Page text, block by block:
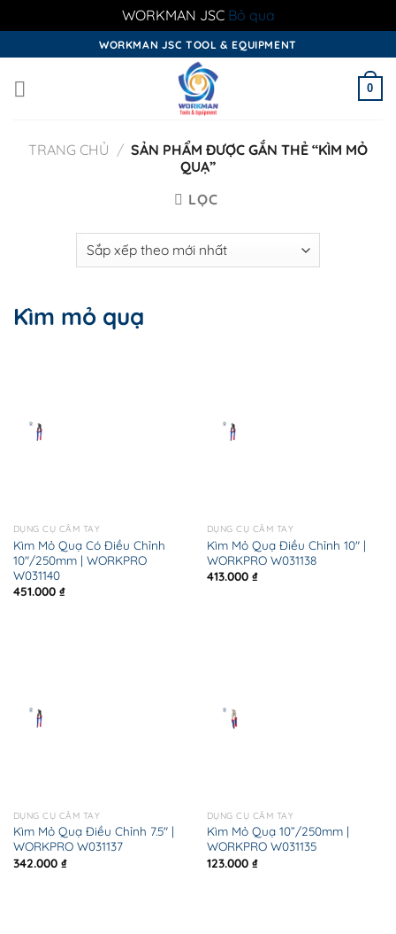
WORKMAN JSC Bỏ qua
to
content
WORKMAN JSC TOOL & EQUIPMENT
0
TRANG CHỦ / SẢN PHẨM ĐƯỢC GẮN THẺ “KÌM MỎ
QUẠ”
LỌC
Kìm mỏ quạ
DỤNG CỤ CẦM TAY
Kìm Mỏ Quạ Có Điều Chỉnh
10″/250mm | WORKPRO
W031140
451.000 ₫
DỤNG CỤ CẦM TAY
Kìm Mỏ Quạ Điều Chỉnh 10″ |
WORKPRO W031138
413.000 ₫
DỤNG CỤ CẦM TAY
Kìm Mỏ Quạ Điều Chỉnh 7.5″ |
WORKPRO W031137
342.000 ₫
DỤNG CỤ CẦM TAY
Kìm Mỏ Quạ 10”/250mm |
WORKPRO W031135
123.000 ₫